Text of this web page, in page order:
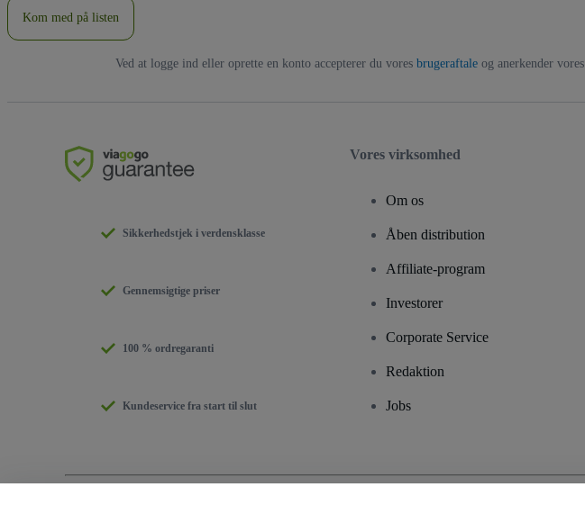
Kom med på listen
Ved at logge ind eller oprette en konto accepterer du vores brugeraftale og anerkender vores
Sikkerhedstjek i verdensklasse
Gennemsigtige priser
100 % ordregaranti
Kundeservice fra start til slut
Vores virksomhed
Om os
Åben distribution
Affiliate-program
Investorer
Corporate Service
Redaktion
Jobs